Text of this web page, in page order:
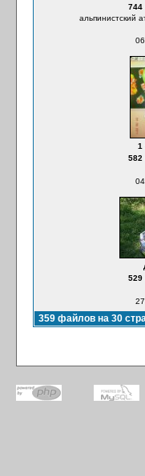
744
альпинистский
1
582
529
359 файлов на 30